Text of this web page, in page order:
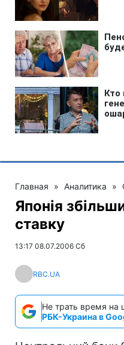
Главная » Аналитика »
Японія
ставку
13:17 08.07.2006 Сб
RBC.UA
Не трать время на
РБК-Украина в